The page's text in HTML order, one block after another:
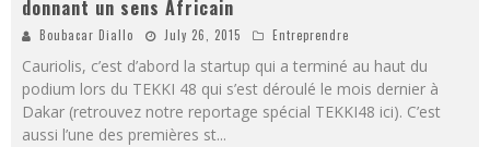
donnant un sens Africain
Boubacar Diallo July 26, 2015 Entreprendre
Cauriolis, c’est d’abord la startup qui a terminé au haut du
podium lors du TEKKI 48 qui s’est déroulé le mois dernier à
Dakar (retrouvez notre reportage spécial TEKKI48 ici). C’est
aussi l’une des premières st...